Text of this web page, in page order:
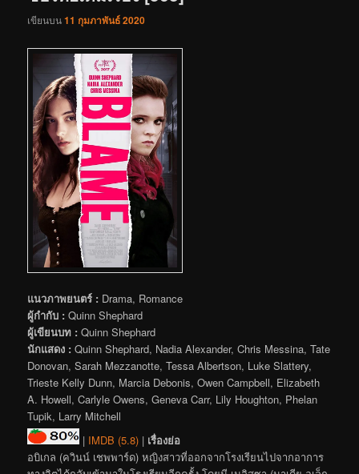
เขียนบน11 กุมภาพันธ์ 2020
แนวภาพยนตร์ : Drama, Romance
ผู้กำกับ : Quinn Shephard
ผู้เขียนบท : Quinn Shephard
นักแสดง : Quinn Shephard, Nadia Alexander, Chris Messina, Tate
Donovan, Sarah Mezzanotte, Tessa Albertson, Luke Slattery,
Trieste Kelly Dunn, Marcia Debonis, Owen Campbell, Elizabeth
A. Howell, Carlyle Owens, Geneva Carr, Lily Houghton, Phelan
Tupik, Larry Mitchell
| IMDB (5.8) | เรื่องย่อ
อบิเกล (ควินน์ เชพพาร์ด) หญิงสาวที่ออกจากโรงเรียนไปจากอาการ